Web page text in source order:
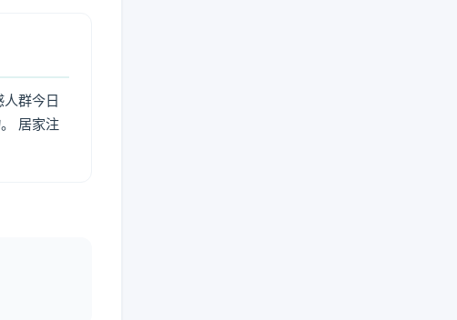
群今日
居家注